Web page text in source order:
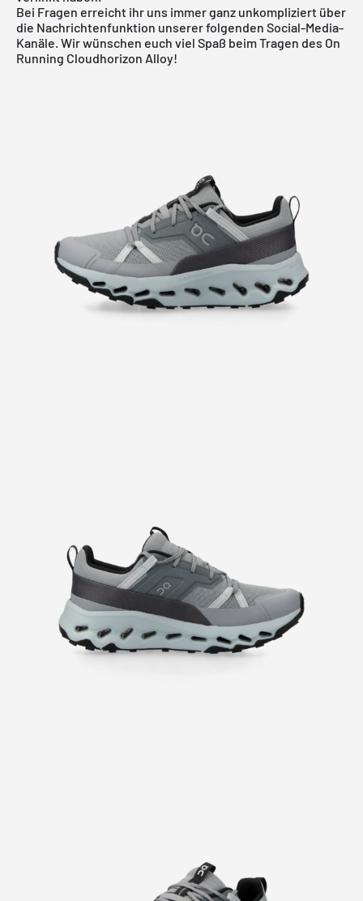
Bei Fragen erreicht ihr uns immer ganz unkompliziert über
die Nachrichtenfunktion unserer folgenden Social-Media-
Kanäle. Wir wünschen euch viel Spaß beim Tragen des On
Running Cloudhorizon Alloy!